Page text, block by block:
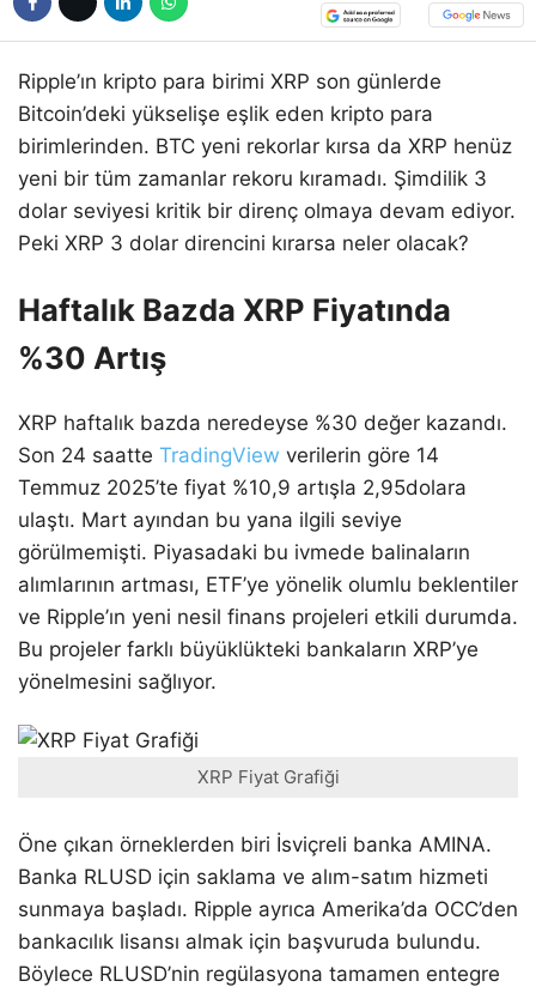
Ripple’ın kripto para birimi XRP son günlerde
Bitcoin’deki yükselişe eşlik eden kripto para
birimlerinden. BTC yeni rekorlar kırsa da XRP henüz
yeni bir tüm zamanlar rekoru kıramadı. Şimdilik 3
dolar seviyesi kritik bir direnç olmaya devam ediyor.
Peki XRP 3 dolar direncini kırarsa neler olacak?
Haftalık Bazda XRP Fiyatında
%30 Artış
XRP haftalık bazda neredeyse %30 değer kazandı.
Son 24 saatte TradingView verilerin göre 14
Temmuz 2025’te fiyat %10,9 artışla 2,95dolara
ulaştı. Mart ayından bu yana ilgili seviye
görülmemişti. Piyasadaki bu ivmede balinaların
alımlarının artması, ETF’ye yönelik olumlu beklentiler
ve Ripple’ın yeni nesil finans projeleri etkili durumda.
Bu projeler farklı büyüklükteki bankaların XRP’ye
yönelmesini sağlıyor.
XRP Fiyat Grafiği
Öne çıkan örneklerden biri İsviçreli banka AMINA.
Banka RLUSD için saklama ve alım-satım hizmeti
sunmaya başladı. Ripple ayrıca Amerika’da OCC’den
bankacılık lisansı almak için başvuruda bulundu.
Böylece RLUSD’nin regülasyona tamamen entegre